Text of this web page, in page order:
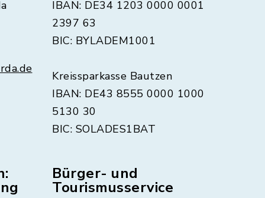
IBAN: DE34 1203 0000 0001
2397 63
BIC: BYLADEM1001
Kreissparkasse Bautzen
IBAN: DE43 8555 0000 1000
5130 30
BIC: SOLADES1BAT
Bürger- und
Tourismusservice